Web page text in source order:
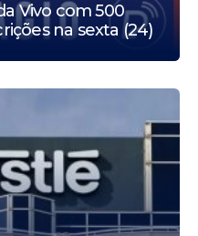
Vivo com 500
na sexta (24)